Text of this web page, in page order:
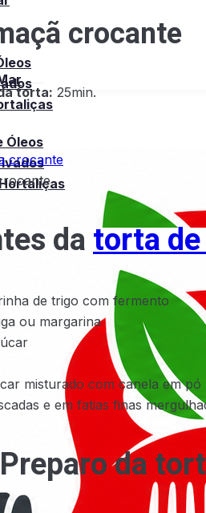
Óleos
crocante
torta: 25min.
datorta
de trigo com fermento
ou margarina
misturado com canela em pó
e em fatias finas
da